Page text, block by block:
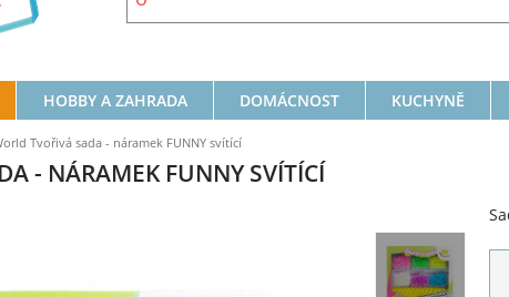
HOBBY A ZAHRADA DOMÁCNOST KUCHYNĚ
Tvořivá sada - náramek FUNNY svítící
- NÁRAMEK FUNNY SVÍTÍCÍ